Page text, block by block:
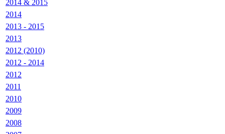
2014 & 2015
2014
2013 - 2015
2013
2012 (2010)
2012 - 2014
2012
2011
2010
2009
2008